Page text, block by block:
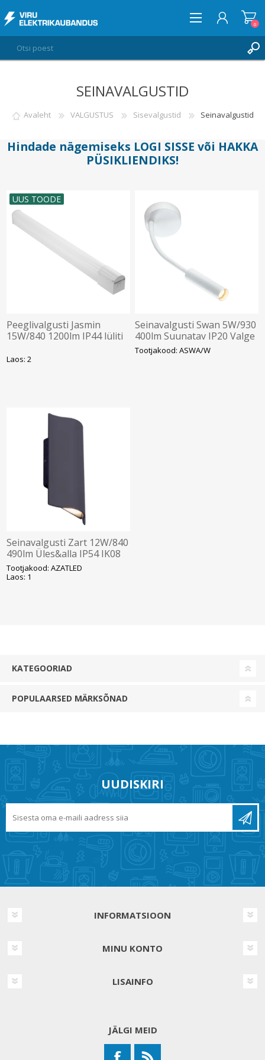
SOOVIKORV
0
0
SEINAVALGUSTID
Avaleht VALGUSTUS Sisevalgustid Seinavalgustid
Hindade nägemiseks LOGI SISSE või HAKKA
PÜSIKLIENDIKS!
UUS TOODE
Peeglivalgusti Jasmin
15W/840 1200lm IP44 lüliti
Laos: 2
Seinavalgusti Swan 5W/930
400lm Suunatav IP20 Valge
Ansell
Tootjakood: ASWA/W
Seinavalgusti Zart 12W/840
490lm Üles&alla IP54 IK08
Must Ansell
Tootjakood: AZATLED
Laos: 1
KATEGOORIAD
POPULAARSED MÄRKSÕNAD
UUDISKIRI
INFORMATSIOON
MINU KONTO
LISAINFO
JÄLGI MEID